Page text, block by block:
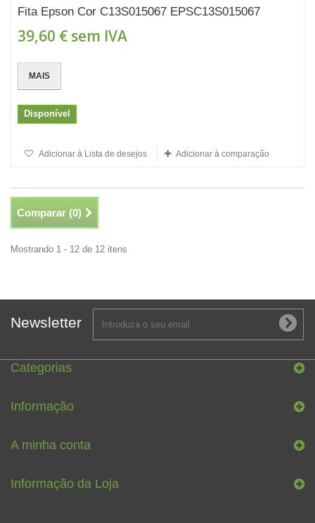
Fita Epson Cor C13S015067 EPSC13S015067
39,60 € sem IVA
MAIS
Disponível
Adicionar à Lista de desejos Adicionar à comparação
Comparar (0)
Mostrando 1 - 12 de 12 itens
Newsletter
Categorias
Informação
A minha conta
Informação da Loja